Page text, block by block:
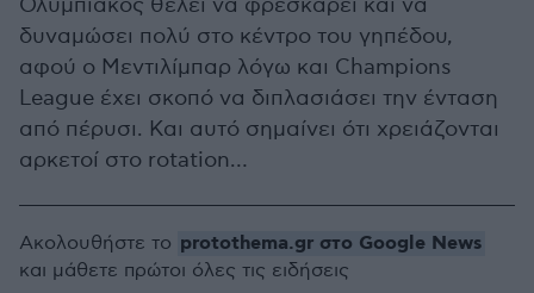
Ολυμπιακός θέλει να φρεσκάρει και να
δυναμώσει πολύ στο κέντρο του γηπέδου,
αφού ο Μεντιλίμπαρ λόγω και Champions
League έχει σκοπό να διπλασιάσει την ένταση
από πέρυσι. Και αυτό σημαίνει ότι χρειάζονται
αρκετοί στο rotation…
Ακολουθήστε το protothema.gr στο Google News
και μάθετε πρώτοι όλες τις ειδήσεις